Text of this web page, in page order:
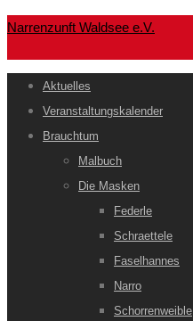
Narrenzunft Waldsee e.V.
Aktuelles
Veranstaltungskalender
Brauchtum
Malbuch
Die Masken
Federle
Schraettele
Faselhannes
Narro
Schorrenweible